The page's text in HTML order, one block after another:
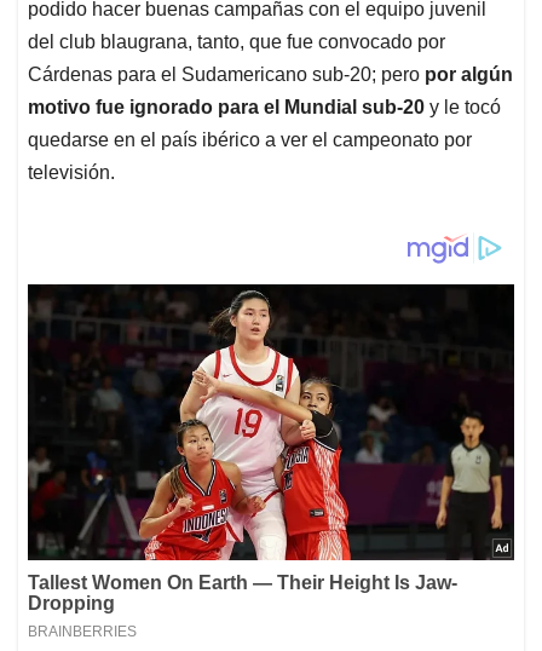
podido hacer buenas campañas con el equipo juvenil
del club blaugrana, tanto, que fue convocado por
Cárdenas para el Sudamericano sub-20; pero por algún
motivo fue ignorado para el Mundial sub-20 y le tocó
quedarse en el país ibérico a ver el campeonato por
televisión.